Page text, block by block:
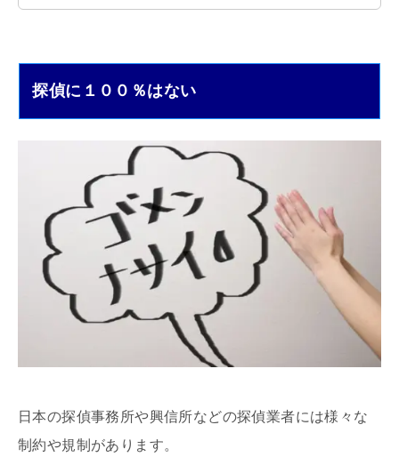
探偵に１００％はない
日本の探偵事務所や興信所などの探偵業者には様々な
制約や規制があります。